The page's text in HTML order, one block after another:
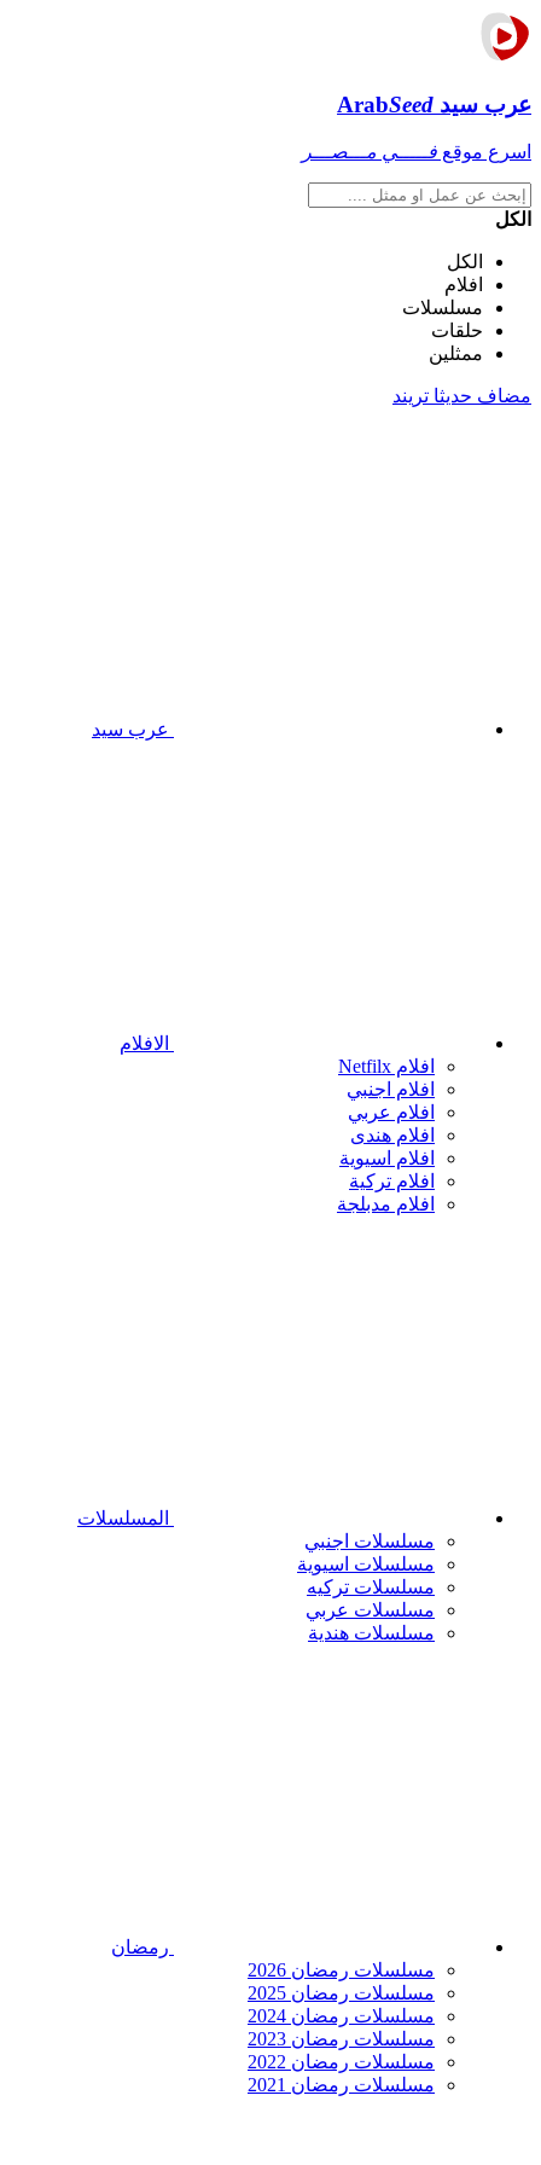
عرب سيد ArabSeed
اسرع موقع فـــــي مـــصـــر
الكل
الكل
افلام
مسلسلات
حلقات
ممثلين
مضاف حديثا تريند
عرب سيد
الافلام
افلام Netfilx
افلام اجنبي
افلام عربي
افلام هندى
افلام اسيوية
افلام تركية
افلام مدبلجة
المسلسلات
مسلسلات اجنبي
مسلسلات اسيوية
مسلسلات تركيه
مسلسلات عربي
مسلسلات هندية
رمضان
مسلسلات رمضان 2026
مسلسلات رمضان 2025
مسلسلات رمضان 2024
مسلسلات رمضان 2023
مسلسلات رمضان 2022
مسلسلات رمضان 2021